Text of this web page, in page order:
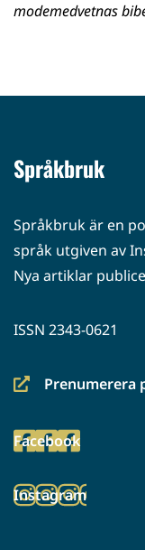
modemedvetnas
Språkbruk
Språkbruk är en
språk utgiven av
Nya artiklar
ISSN 2343-0621
Prenumerera
(siirryt
palveluun)
Facebook
(siirryt
palveluun)
Instagram
(siirryt